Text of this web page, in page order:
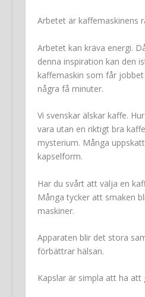
Arbetet är kaffemaskinens
Arbetet kan kräva energi.
denna inspiration kan den
kaffemaskin som får
några få minuter.
Vi svenskar älskar kaffe.
vara utan en riktigt bra
mysterium. Många
kapselform.
Har du svårt att välja en
Många tycker att smaken
maskiner.
Apparaten blir det stora
förbättrar hälsan.
Kapslar är simpla att ha att